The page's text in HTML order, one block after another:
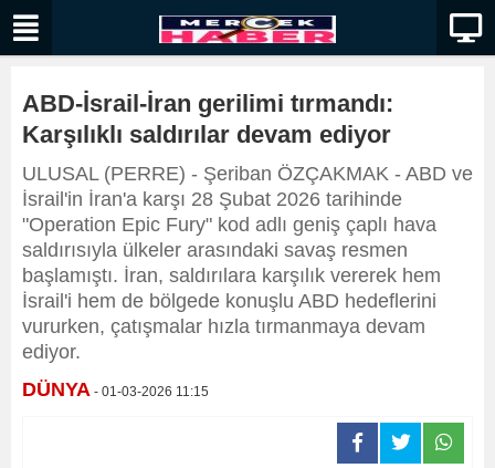
ABD-İsrail-İran gerilimi tırmandı:
Karşılıklı saldırılar devam ediyor
ULUSAL (PERRE) - Şeriban ÖZÇAKMAK - ABD ve
İsrail'in İran'a karşı 28 Şubat 2026 tarihinde
"Operation Epic Fury" kod adlı geniş çaplı hava
saldırısıyla ülkeler arasındaki savaş resmen
başlamıştı. İran, saldırılara karşılık vererek hem
İsrail'i hem de bölgede konuşlu ABD hedeflerini
vururken, çatışmalar hızla tırmanmaya devam
ediyor.
DÜNYA - 01-03-2026 11:15